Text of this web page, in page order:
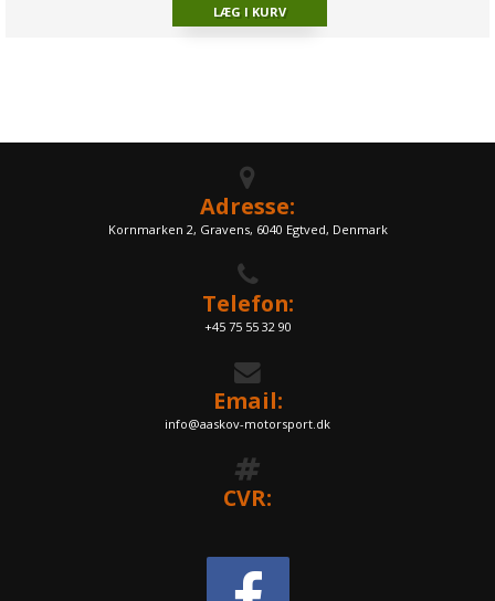
Adresse:
Kornmarken 2, Gravens, 6040 Egtved, Denmark
Telefon:
+45 75 55 32 90
Email:
info@aaskov-motorsport.dk
CVR: